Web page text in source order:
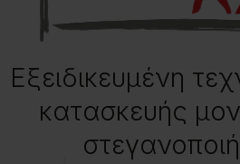
Eξειδικευμένη
κατασκευής